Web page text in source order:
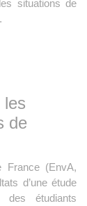
situations de
les
de
France (EnvA,
d’une étude
étudiants